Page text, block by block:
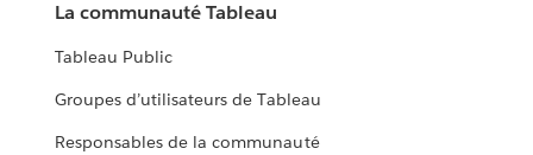
La communauté Tableau
Tableau Public
Groupes d’utilisateurs de Tableau
Responsables de la communauté